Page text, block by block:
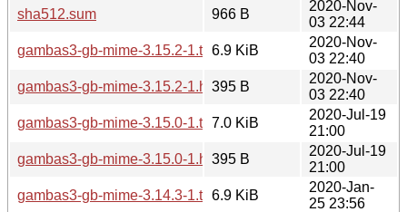
sha512.sum
966 B
2020-Nov-
03 22:44
gambas3-gb-mime-3.15.2-1.tar.xz6.9 KiB
2020-Nov-
03 22:40
gambas3-gb-mime-3.15.2-1.hint395 B
2020-Nov-
03 22:40
gambas3-gb-mime-3.15.0-1.tar.xz7.0 KiB
2020-Jul-19
21:00
gambas3-gb-mime-3.15.0-1.hint395 B
2020-Jul-19
21:00
gambas3-gb-mime-3.14.3-1.tar.xz6.9 KiB
2020-Jan-
25 23:56